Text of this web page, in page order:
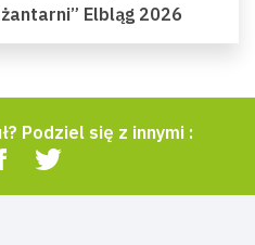
Elbląg 2026
Podziel się z innymi :